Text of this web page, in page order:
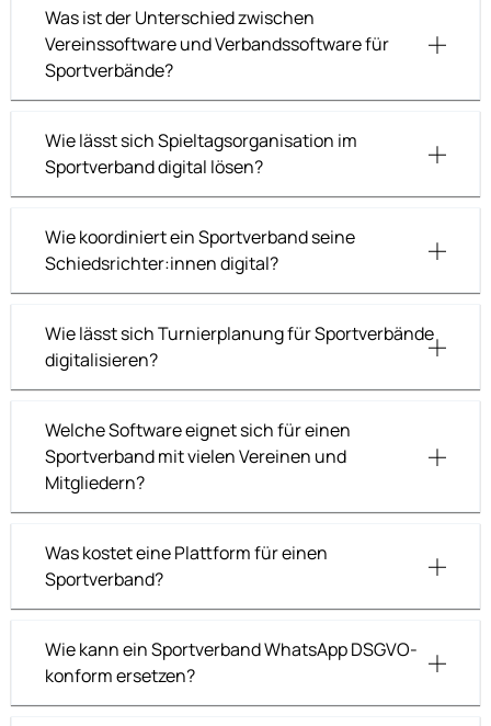
Was ist der Unterschied zwischen
Vereinssoftware und Verbandssoftware für
Sportverbände?
Wie lässt sich Spieltagsorganisation im
Sportverband digital lösen?
Wie koordiniert ein Sportverband seine
Schiedsrichter:innen digital?
Wie lässt sich Turnierplanung für Sportverbände
digitalisieren?
Welche Software eignet sich für einen
Sportverband mit vielen Vereinen und
Mitgliedern?
Was kostet eine Plattform für einen
Sportverband?
Wie kann ein Sportverband WhatsApp DSGVO-
konform ersetzen?